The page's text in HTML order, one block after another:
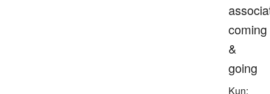
coming
&
going
Kun: